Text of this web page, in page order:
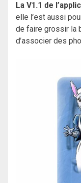
La V1.1 de
elle l’est aussi
de faire grossir la
d’associer des